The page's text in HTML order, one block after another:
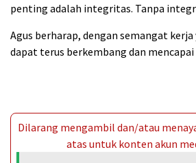
penting adalah integritas. Tanpa
Agus berharap, dengan semangat
dapat terus berkembang dan
Dilarang mengambil dan/atau
atas untuk konten akun